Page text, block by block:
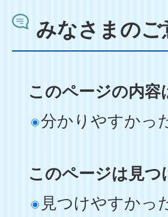
みなさまの
このページの内
分かりやすかっ
このページは見
見つけやすかっ